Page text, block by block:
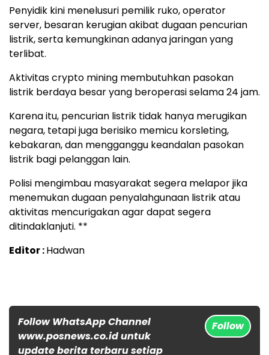
Penyidik kini menelusuri pemilik ruko, operator
server, besaran kerugian akibat dugaan pencurian
listrik, serta kemungkinan adanya jaringan yang
terlibat.
Aktivitas crypto mining membutuhkan pasokan
listrik berdaya besar yang beroperasi selama 24 jam.
Karena itu, pencurian listrik tidak hanya merugikan
negara, tetapi juga berisiko memicu korsleting,
kebakaran, dan mengganggu keandalan pasokan
listrik bagi pelanggan lain.
Polisi mengimbau masyarakat segera melapor jika
menemukan dugaan penyalahgunaan listrik atau
aktivitas mencurigakan agar dapat segera
ditindaklanjuti. **
Editor :Hadwan
Follow WhatsApp Channel
www.posnews.co.id untuk
update berita terbaru setiap
Follow